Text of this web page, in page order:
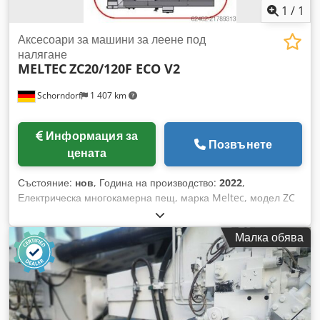
1 / 1
Schorndorf 1 407 km
Аксесоари за машини за леене под
налягане
MELTECZC20/120F ECO V2
Информация за
цената
Позвънете
Състояние: нов, Година на производство: 2022,
Електрическа многокамерна пещ, марка Meltec, модел ZC
20/120F ECO V2 с нов тигел от неръждаема стомана,
изолирано покритие на тигела и подконструкция. Обем на
тигела: 420,0 кг цинк Капацитет на топене: 120,0 кг цинк/час
Свързваща мощност: 21,5 kW Модел: ZC 20/120 F ECO V2
Пещта EcoMelTec обединява предимствата на доказаната
многокамерна технология за поддържане на топлина и
топене с множество новоразработени функции и потенциал
Малка обява